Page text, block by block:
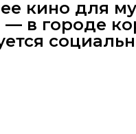
кино для
в городе